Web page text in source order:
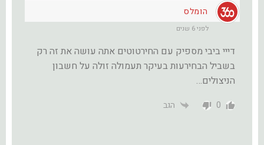
הומלס
לפני 6 שנים
דייי ביבי מספיק עם החירטוטים אתה עושה את זה רק
בשביל הבחירעות בעיקר תעמולה זולה על חשבון
הניצולים…
0 הגב